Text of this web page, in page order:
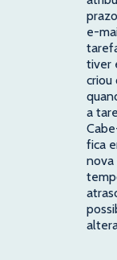
e-
tiver
criou
a
fica
nova